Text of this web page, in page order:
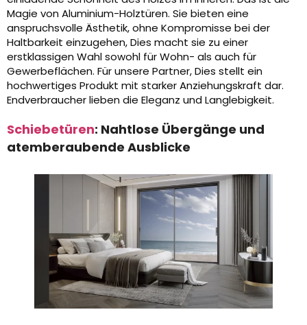
Magie von Aluminium-Holztüren. Sie bieten eine
anspruchsvolle Ästhetik, ohne Kompromisse bei der
Haltbarkeit einzugehen, Dies macht sie zu einer
erstklassigen Wahl sowohl für Wohn- als auch für
Gewerbeflächen. Für unsere Partner, Dies stellt ein
hochwertiges Produkt mit starker Anziehungskraft dar.
Endverbraucher lieben die Eleganz und Langlebigkeit.
Schiebetüren: Nahtlose Übergänge und
atemberaubende Ausblicke